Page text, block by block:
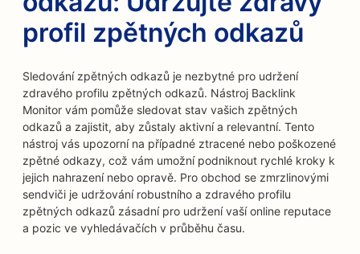
profil zpětných odkazů
Sledování zpětných odkazů je nezbytné pro udržení
zdravého profilu zpětných odkazů. Nástroj Backlink
Monitor vám pomůže sledovat stav vašich zpětných
odkazů a zajistit, aby zůstaly aktivní a relevantní. Tento
nástroj vás upozorní na případné ztracené nebo poškozené
zpětné odkazy, což vám umožní podniknout rychlé kroky k
jejich nahrazení nebo opravě. Pro obchod se zmrzlinovými
sendviči je udržování robustního a zdravého profilu
zpětných odkazů zásadní pro udržení vaší online reputace
a pozic ve vyhledávačích v průběhu času.